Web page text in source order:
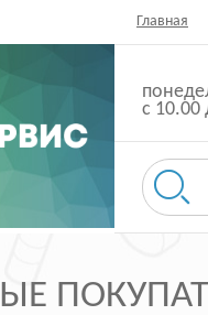
Главная
с 10.00